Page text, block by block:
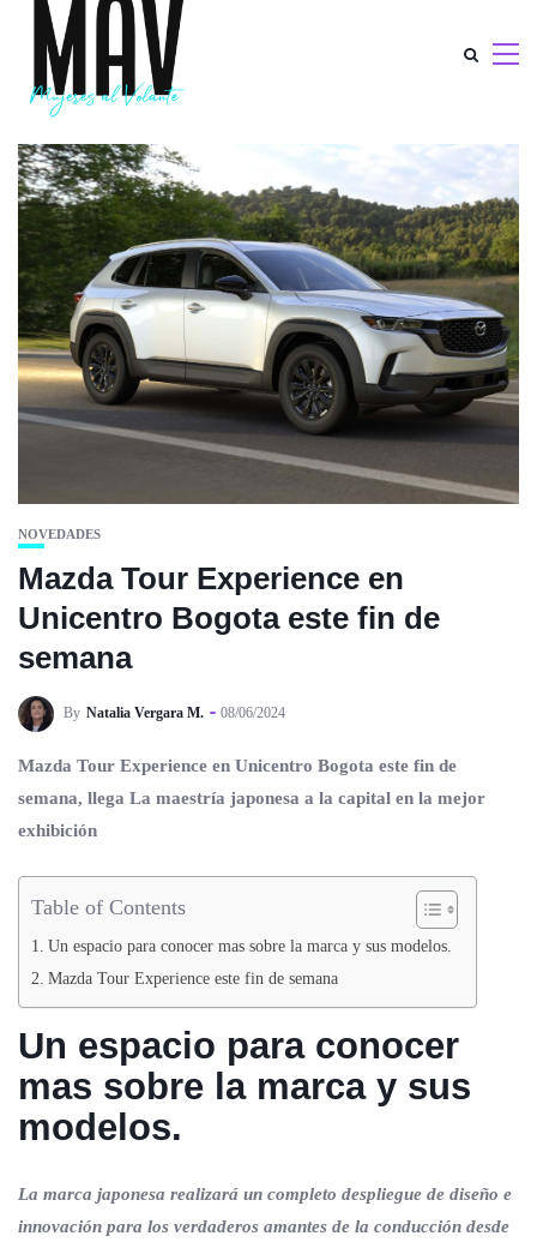
NOVEDADES
Mazda Tour Experience en
Unicentro Bogota este fin de
semana
By Natalia Vergara M. 08/06/2024
Mazda Tour Experience en Unicentro Bogota este fin de
semana, llega La maestría japonesa a la capital en la mejor
exhibición
Table of Contents
Un espacio para conocer mas sobre la marca y sus modelos.
Mazda Tour Experience este fin de semana
Un espacio para conocer
mas sobre la marca y sus
modelos.
La marca japonesa realizará un completo despliegue de diseño e
innovación para los verdaderos amantes de la conducción desde